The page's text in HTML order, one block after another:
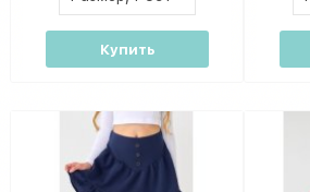
Купить